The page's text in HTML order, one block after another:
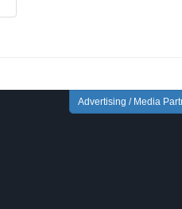
Advertising / Media